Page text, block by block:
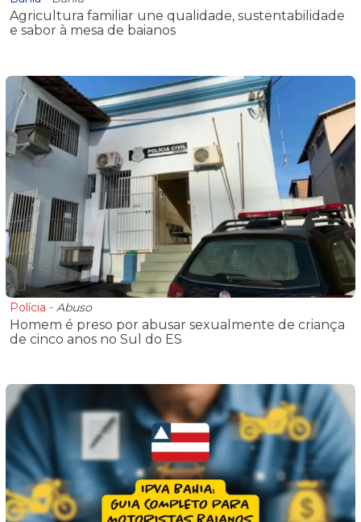
Agricultura familiar une qualidade, sustentabilidade
e sabor à mesa de baianos
Polícia - Abuso
Homem é preso por abusar sexualmente de criança
de cinco anos no Sul do ES